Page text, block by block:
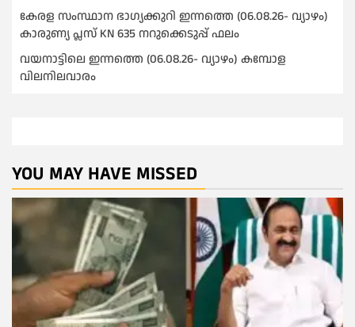
കേരള സംസ്ഥാന ഭാഗ്യക്കുറി ഇന്നത്തെ (06.08.26- വ്യാഴം)
കാരുണ്യ പ്ലസ് KN 635 നറുക്കെടുപ്പ് ഫലം
വയനാട്ടിലെ ഇന്നത്തെ (06.08.26- വ്യാഴം) കമ്പോള
വിലനിലവാരം
YOU MAY HAVE MISSED